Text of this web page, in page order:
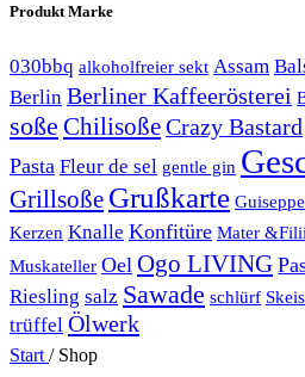
Produkt Marke
030bbq alkoholfreier sekt Assam
Berlin Berliner Kaffeerösterei
soße ChilisoßeCrazy Bastard
Pasta Fleur de sel gentle gin
Grillsoße Grußkarte
Kerzen Knalle Konfitüre Mater &Filii
Muskateller Oel Ogo LIVING
Riesling salz Sawade schlürf
trüffel Ölwerk
Start / Shop